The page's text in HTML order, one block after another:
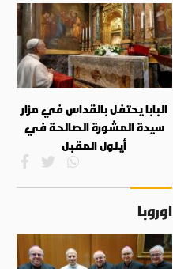
البابا يحتفل بالقداس في مزار
سيدة المشورة الصالحة في
أيلول المقبل
اوروبا